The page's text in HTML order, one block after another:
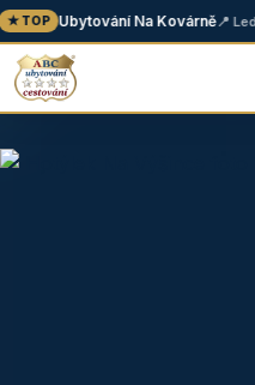
★ TOP Ubytování Na Kovárně📍